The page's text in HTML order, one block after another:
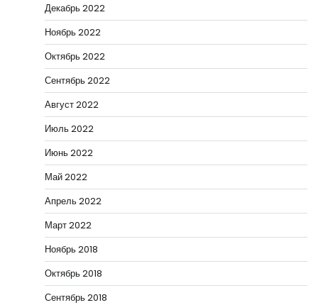
Декабрь 2022
Ноябрь 2022
Октябрь 2022
Сентябрь 2022
Август 2022
Июль 2022
Июнь 2022
Май 2022
Апрель 2022
Март 2022
Ноябрь 2018
Октябрь 2018
Сентябрь 2018